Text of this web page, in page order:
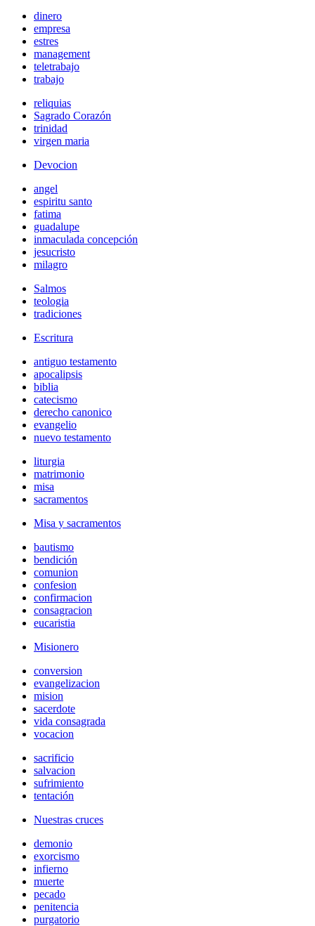
dinero
empresa
estres
management
teletrabajo
trabajo
reliquias
Sagrado Corazón
trinidad
virgen maria
Devocion
angel
espiritu santo
fatima
guadalupe
inmaculada concepción
jesucristo
milagro
Salmos
teologia
tradiciones
Escritura
antiguo testamento
apocalipsis
biblia
catecismo
derecho canonico
evangelio
nuevo testamento
liturgia
matrimonio
misa
sacramentos
Misa y sacramentos
bautismo
bendición
comunion
confesion
confirmacion
consagracion
eucaristia
Misionero
conversion
evangelizacion
mision
sacerdote
vida consagrada
vocacion
sacrificio
salvacion
sufrimiento
tentación
Nuestras cruces
demonio
exorcismo
infierno
muerte
pecado
penitencia
purgatorio